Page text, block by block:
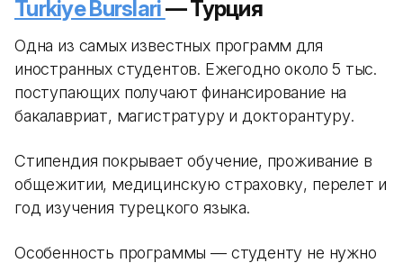
Turkiye Burslari— Турция
Одна из самых известных программ для
иностранных студентов. Ежегодно около 5 тыс.
поступающих получают финансирование на
бакалавриат, магистратуру и докторантуру.
Стипендия покрывает обучение, проживание в
общежитии, медицинскую страховку, перелет и
год изучения турецкого языка.
Особенность программы — студенту не нужно